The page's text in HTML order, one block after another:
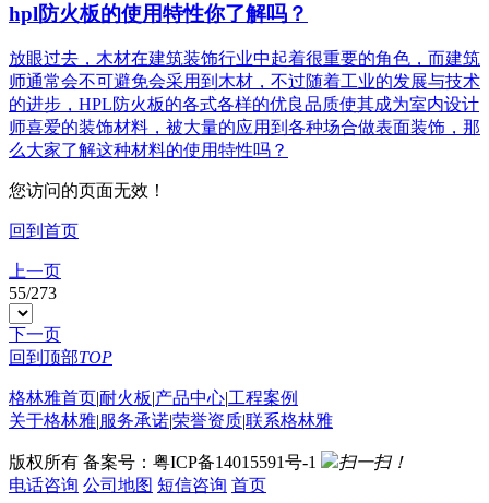
hpl防火板的使用特性你了解吗？
放眼过去，木材在建筑装饰行业中起着很重要的角色，而建筑
师通常会不可避免会采用到木材，不过随着工业的发展与技术
的进步，HPL防火板的各式各样的优良品质使其成为室内设计
师喜爱的装饰材料，被大量的应用到各种场合做表面装饰，那
么大家了解这种材料的使用特性吗？
您访问的页面无效！
回到首页
上一页
55/273
下一页
回到顶部TOP
格林雅首页|耐火板|产品中心|工程案例
关于格林雅|服务承诺|荣誉资质|联系格林雅
版权所有 备案号：粤ICP备14015591号-1
扫一扫！
电话咨询 公司地图 短信咨询 首页